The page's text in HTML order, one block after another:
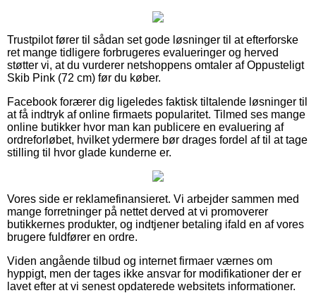
Trustpilot fører til sådan set gode løsninger til at efterforske
ret mange tidligere forbrugeres evalueringer og herved
støtter vi, at du vurderer netshoppens omtaler af Oppusteligt
Skib Pink (72 cm) før du køber.
Facebook forærer dig ligeledes faktisk tiltalende løsninger til
at få indtryk af online firmaets popularitet. Tilmed ses mange
online butikker hvor man kan publicere en evaluering af
ordreforløbet, hvilket ydermere bør drages fordel af til at tage
stilling til hvor glade kunderne er.
Vores side er reklamefinansieret. Vi arbejder sammen med
mange forretninger på nettet derved at vi promoverer
butikkernes produkter, og indtjener betaling ifald en af vores
brugere fuldfører en ordre.
Viden angående tilbud og internet firmaer værnes om
hyppigt, men der tages ikke ansvar for modifikationer der er
lavet efter at vi senest opdaterede websitets informationer.